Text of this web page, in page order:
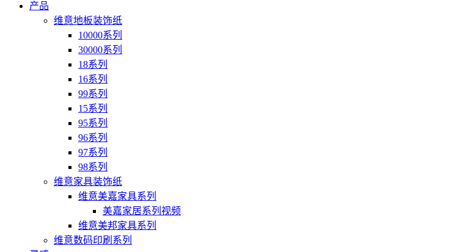
产品
维意地板装饰纸
10000系列
30000系列
18系列
16系列
99系列
15系列
95系列
96系列
97系列
98系列
维意家具装饰纸
维意美嘉家具系列
美嘉家居系列视频
维意美邦家具系列
维意数码印刷系列